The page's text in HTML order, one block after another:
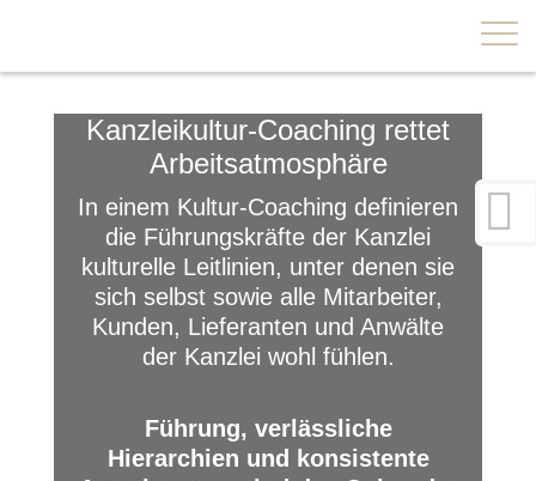
×
Kanzleikultur-Coaching rettet
Arbeitsatmosphäre
In einem Kultur-Coaching definieren
die Führungskräfte der Kanzlei
kulturelle Leitlinien, unter denen sie
sich selbst sowie alle Mitarbeiter,
Kunden, Lieferanten und Anwälte
der Kanzlei wohl fühlen.
Führung, verlässliche
Hierarchien und konsistente